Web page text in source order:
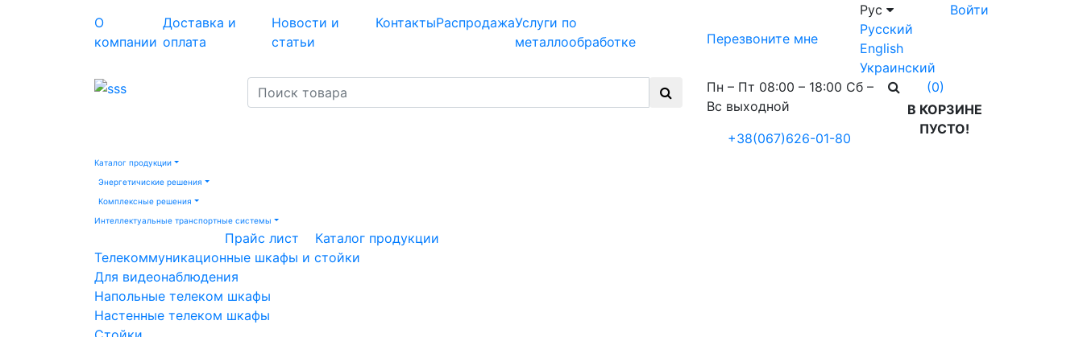
О
компании
Доставка и
оплата
Новости и
статьи
КонтактыРаспродажаУслуги по
металлообработке
Перезвоните мне
Рус
Русский
English
Украинский
Войти
Пн – Пт 08:00 – 18:00 Сб –
Вс выходной
+38(067)626-01-80
(0)
В КОРЗИНЕ
ПУСТО!
Каталог продукции
Энергетичиские решения
Комплексные решения
Интеллектуальные транспортные системы
Прайс лист
Каталог продукции
Телекоммуникационные шкафы и стойки
Для видеонаблюдения
Напольные телеком шкафы
Настенные телеком шкафы